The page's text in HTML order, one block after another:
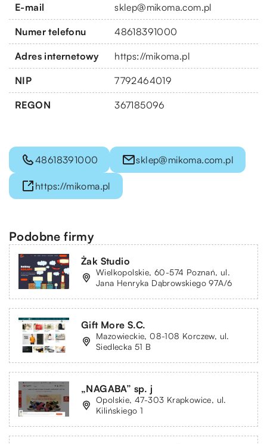
E-mail sklep@mikoma.com.pl
Numer telefonu 48618391000
Adres internetowy https://mikoma.pl
NIP 7792464019
REGON 367185096
48618391000 sklep@mikoma.com.pl
https://mikoma.pl
Podobne firmy
Żak Studio
Wielkopolskie, 60-574 Poznań, ul.
Jana Henryka Dąbrowskiego 97A/6
Gift More S.C.
Mazowieckie, 08-108 Korczew, ul.
Siedlecka 51 B
„NAGABA” sp. j
Opolskie, 47-303 Krapkowice, ul.
Kilińskiego 1